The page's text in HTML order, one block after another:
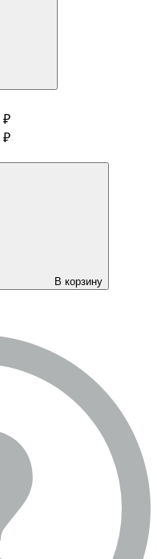
₽
₽
В корзину